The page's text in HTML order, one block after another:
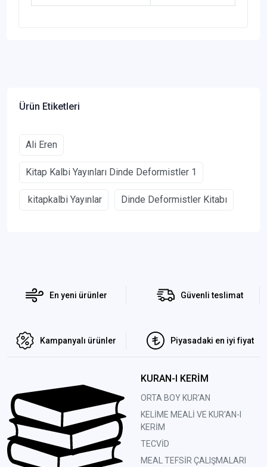
Ürün Etiketleri
Ali Eren
Kitap Kalbi Yayınları Dinde Deformistler 1
kitapkalbi Yayınlar Dinde Deformistler Kitabı
En yeni ürünler Güvenli teslimat
Kampanyalı ürünler Piyasadaki en iyi fiyat
KURAN-I KERİM
ORTA BOY KUR'AN
KELİME MEALİ VE KUR'AN-I
KERİM
TECVİD
MEAL TEFSİR ÇALIŞMALARI